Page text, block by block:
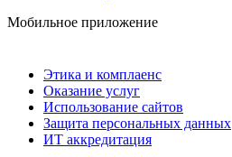
Мобильное приложение
Этика и комплаенс
Оказание услуг
Использование сайтов
Защита персональных данных
ИТ аккредитация